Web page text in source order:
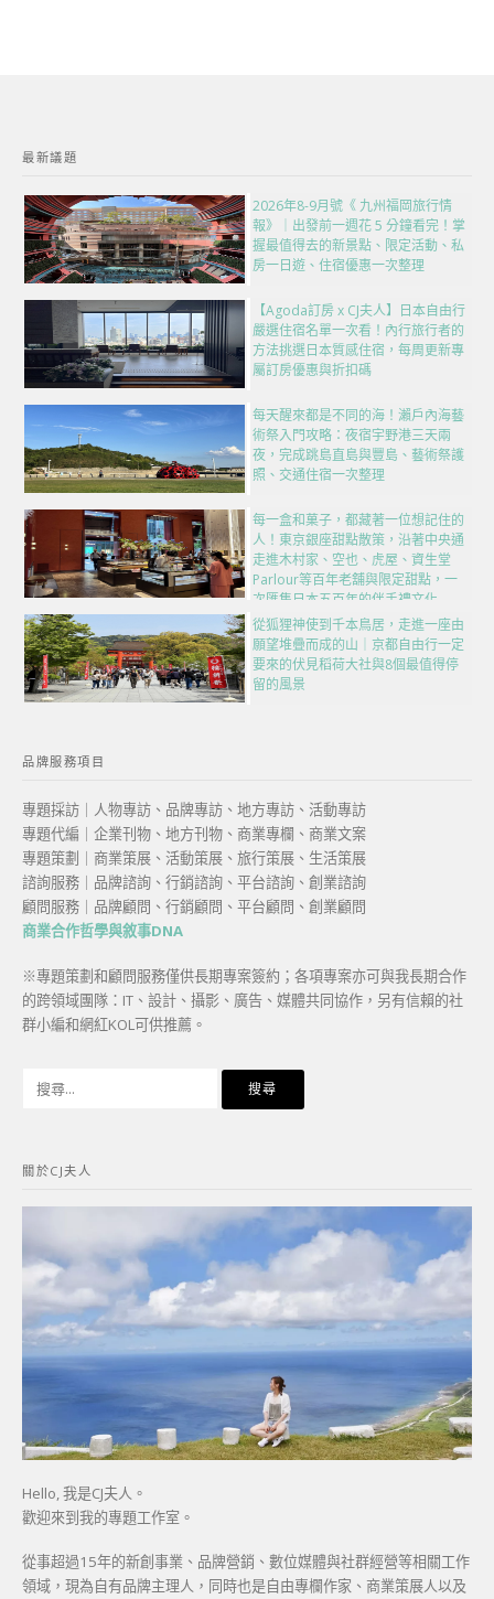
最新議題
2026年8-9月號《 九州福岡旅行情
報》｜出發前一週花 5 分鐘看完！掌
握最值得去的新景點、限定活動、私
房一日遊、住宿優惠一次整理
【Agoda訂房 x CJ夫人】日本自由行
嚴選住宿名單一次看！內行旅行者的
方法挑選日本質感住宿，每周更新專
屬訂房優惠與折扣碼
每天醒來都是不同的海！瀨戶內海藝
術祭入門攻略：夜宿宇野港三天兩
夜，完成跳島直島與豐島、藝術祭護
照、交通住宿一次整理
每一盒和菓子，都藏著一位想記住的
人！東京銀座甜點散策，沿著中央通
走進木村家、空也、虎屋、資生堂
Parlour等百年老舖與限定甜點，一
次匯集日本五百年的伴手禮文化
從狐狸神使到千本鳥居，走進一座由
願望堆疊而成的山｜京都自由行一定
要來的伏見稻荷大社與8個最值得停
留的風景
品牌服務項目
專題採訪｜人物專訪、品牌專訪、地方專訪、活動專訪
專題代編｜企業刊物、地方刊物、商業專欄、商業文案
專題策劃｜商業策展、活動策展、旅行策展、生活策展
諮詢服務｜品牌諮詢、行銷諮詢、平台諮詢、創業諮詢
顧問服務｜品牌顧問、行銷顧問、平台顧問、創業顧問
商業合作哲學與敘事DNA
※專題策劃和顧問服務僅供長期專案簽約；各項專案亦可與我長期合作
的跨領域團隊：IT、設計、攝影、廣告、媒體共同協作，另有信賴的社
群小編和網紅KOL可供推薦。
字:
關於CJ夫人
Hello, 我是CJ夫人。
歡迎來到我的專題工作室。
從事超過15年的新創事業、品牌營銷、數位媒體與社群經營等相關工作
領域，現為自有品牌主理人，同時也是自由專欄作家、商業策展人以及